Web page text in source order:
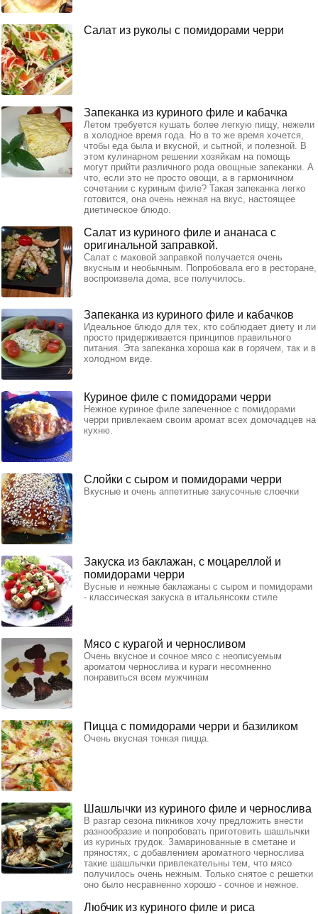
Салат из руколы с помидорами черри
Запеканка из куриного филе и кабачка
Летом требуется кушать более легкую пищу, нежели
в холодное время года. Но в то же время хочется,
чтобы еда была и вкусной, и сытной, и полезной. В
этом кулинарном решении хозяйкам на помощь
могут прийти различного рода овощные запеканки. А
что, если это не просто овощи, а в гармоничном
сочетании с куриным филе? Такая запеканка легко
готовится, она очень нежная на вкус, настоящее
диетическое блюдо.
Салат из куриного филе и ананаса с
оригинальной заправкой.
Салат с маковой заправкой получается очень
вкусным и необычным. Попробовала его в ресторане,
воспроизвела дома, все получилось.
Запеканка из куриного филе и кабачков
Идеальное блюдо для тех, кто соблюдает диету и ли
просто придерживается принципов правильного
питания. Эта запеканка хороша как в горячем, так и в
холодном виде.
Куриное филе с помидорами черри
Нежное куриное филе запеченное с помидорами
черри привлекаем своим аромат всех домочадцев на
кухню.
Слойки с сыром и помидорами черри
Вкусные и очень аппетитные закусочные слоечки
Закуска из баклажан, с моцареллой и
помидорами черри
Вусные и нежные баклажаны с сыром и помидорами
- классическая закуска в итальянсокм стиле
Мясо с курагой и черносливом
Очень вкусное и сочное мясо с неописуемым
ароматом чернослива и кураги несомненно
понравиться всем мужчинам
Пицца с помидорами черри и базиликом
Очень вкусная тонкая пицца.
Шашлычки из куриного филе и чернослива
В разгар сезона пикников хочу предложить внести
разнообразие и попробовать приготовить шашлычки
из куриных грудок. Замаринованные в сметане и
пряностях, с добавлением ароматного чернослива
такие шашлычки привлекательны тем, что мясо
получилось очень нежным. Только снятое с решетки
оно было несравненно хорошо - сочное и нежное.
Любчик из куриного филе и риса